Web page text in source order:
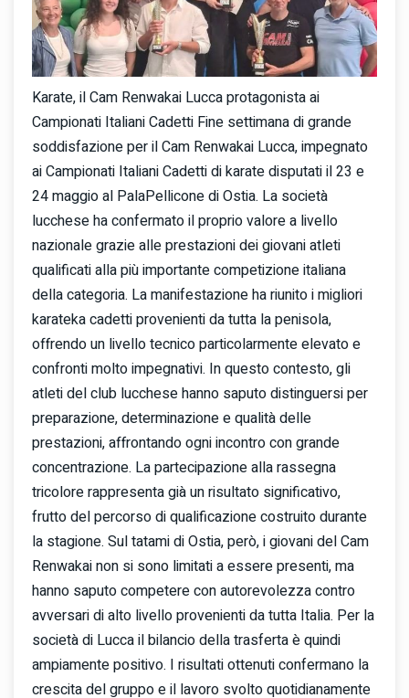
Karate, il Cam Renwakai Lucca protagonista ai
Campionati Italiani Cadetti Fine settimana di grande
soddisfazione per il Cam Renwakai Lucca, impegnato
ai Campionati Italiani Cadetti di karate disputati il 23 e
24 maggio al PalaPellicone di Ostia. La società
lucchese ha confermato il proprio valore a livello
nazionale grazie alle prestazioni dei giovani atleti
qualificati alla più importante competizione italiana
della categoria. La manifestazione ha riunito i migliori
karateka cadetti provenienti da tutta la penisola,
offrendo un livello tecnico particolarmente elevato e
confronti molto impegnativi. In questo contesto, gli
atleti del club lucchese hanno saputo distinguersi per
preparazione, determinazione e qualità delle
prestazioni, affrontando ogni incontro con grande
concentrazione. La partecipazione alla rassegna
tricolore rappresenta già un risultato significativo,
frutto del percorso di qualificazione costruito durante
la stagione. Sul tatami di Ostia, però, i giovani del Cam
Renwakai non si sono limitati a essere presenti, ma
hanno saputo competere con autorevolezza contro
avversari di alto livello provenienti da tutta Italia. Per la
società di Lucca il bilancio della trasferta è quindi
ampiamente positivo. I risultati ottenuti confermano la
crescita del gruppo e il lavoro svolto quotidianamente